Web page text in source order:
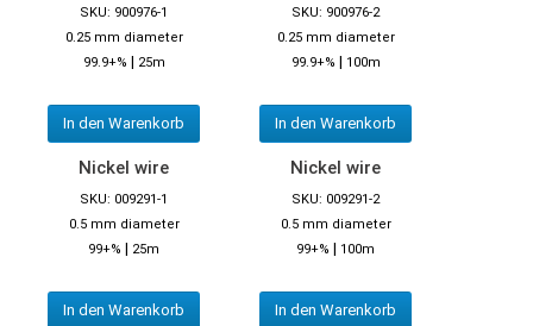
SKU: 900976-1
0.25 mm diameter
99.9+% | 25m
In den Warenkorb
SKU: 900976-2
0.25 mm diameter
99.9+% | 100m
In den Warenkorb
Nickel wire
SKU: 009291-1
0.5 mm diameter
99+% | 25m
In den Warenkorb
Nickel wire
SKU: 009291-2
0.5 mm diameter
99+% | 100m
In den Warenkorb